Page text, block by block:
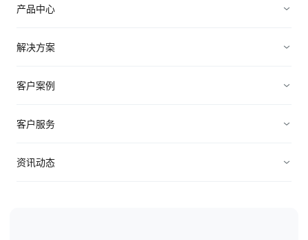
产品中心
销售管理
解决方案
电子制造
客户案例
高科技
客户服务
资源中心
资讯动态